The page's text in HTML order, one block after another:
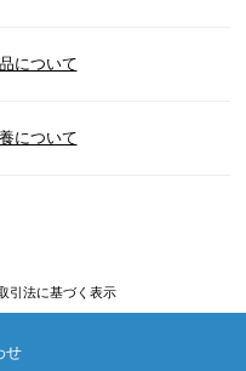
について
について
引法に基づく表示
せ